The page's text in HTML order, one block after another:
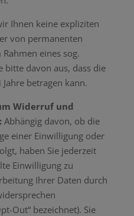
Ihnen keine expliziten
von permanenten
eines sog.
bitte davon aus, dass die
betragen kann.
Widerruf und
Abhängig davon, ob die
einer Einwilligung oder
haben Sie jederzeit
Einwilligung zu
Ihrer Daten durch
Out“ bezeichnet). Sie